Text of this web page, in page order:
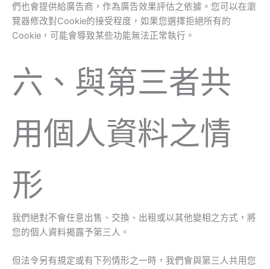
們也會提供給廣告商，作為廣告效果評估之依據。您可以在瀏
覽器修改對Cookie的接受程度，如果您選擇拒絕所有的
Cookie，可能會導致某些功能無法正常執行。
六、與第三者共
用個人資料之情
形
我們絕對不會任意出售、交換、出租或以其他變相之方式，將
您的個人資料揭露予第三人。
但法令另有規定或有下列情形之一時，我們會與第三人共用您